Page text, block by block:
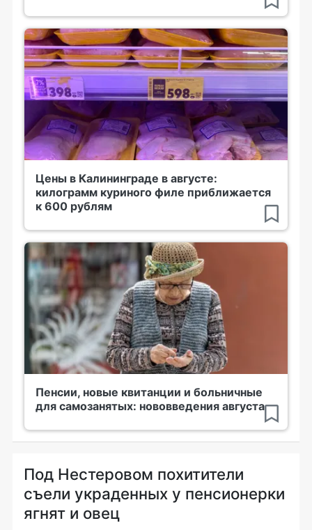
Цены в Калининграде в августе:
килограмм куриного филе приближается
к 600 рублям
Пенсии, новые квитанции и больничные
для самозанятых: нововведения августа
Под Нестеровом похитители
съели украденных у пенсионерки
ягнят и овец